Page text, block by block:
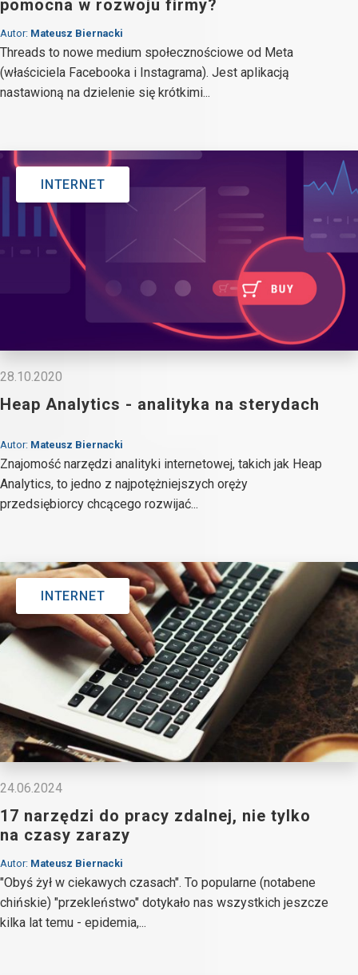
pomocna w rozwoju firmy?
Autor: Mateusz Biernacki
Threads to nowe medium społecznościowe od Meta
(właściciela Facebooka i Instagrama). Jest aplikacją
nastawioną na dzielenie się krótkimi...
INTERNET
28.10.2020
Heap Analytics - analityka na sterydach
Autor: Mateusz Biernacki
Znajomość narzędzi analityki internetowej, takich jak Heap
Analytics, to jedno z najpotężniejszych oręży
przedsiębiorcy chcącego rozwijać...
INTERNET
24.06.2024
17 narzędzi do pracy zdalnej, nie tylko
na czasy zarazy
Autor: Mateusz Biernacki
"Obyś żył w ciekawych czasach". To popularne (notabene
chińskie) "przekleństwo" dotykało nas wszystkich jeszcze
kilka lat temu - epidemia,...